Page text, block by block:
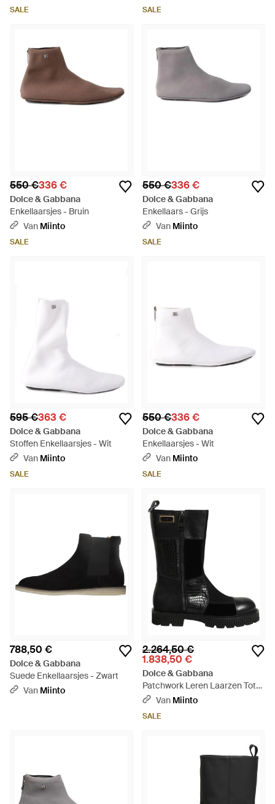
SALE SALE
550 €336 €
Dolce & Gabbana
Enkellaarsjes - Bruin
Van Miinto
SALE
550 €336 €
Dolce & Gabbana
Enkellaars - Grijs
Van Miinto
SALE
595 €363 €
Dolce & Gabbana
Stoffen Enkellaarsjes - Wit
Van Miinto
SALE
550 €336 €
Dolce & Gabbana
Enkellaarsjes - Wit
Van Miinto
SALE
788,50 €
Dolce & Gabbana
Suede Enkellaarsjes - Zwart
Van Miinto
2.264,50 €
1.838,50 €
Dolce & Gabbana
Patchwork Leren Laarzen Tot
Halverwege De Kuit - Zwart
Van Miinto
SALE